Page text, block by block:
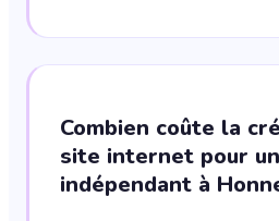
Combien coûte la
site internet pour un
indépendant à